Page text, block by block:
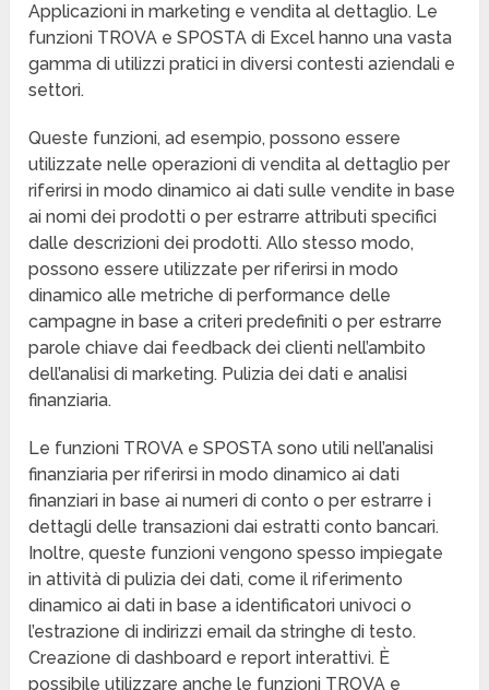
Applicazioni in marketing e vendita al dettaglio. Le
funzioni TROVA e SPOSTA di Excel hanno una vasta
gamma di utilizzi pratici in diversi contesti aziendali e
settori.
Queste funzioni, ad esempio, possono essere
utilizzate nelle operazioni di vendita al dettaglio per
riferirsi in modo dinamico ai dati sulle vendite in base
ai nomi dei prodotti o per estrarre attributi specifici
dalle descrizioni dei prodotti. Allo stesso modo,
possono essere utilizzate per riferirsi in modo
dinamico alle metriche di performance delle
campagne in base a criteri predefiniti o per estrarre
parole chiave dai feedback dei clienti nell’ambito
dell’analisi di marketing. Pulizia dei dati e analisi
finanziaria.
Le funzioni TROVA e SPOSTA sono utili nell’analisi
finanziaria per riferirsi in modo dinamico ai dati
finanziari in base ai numeri di conto o per estrarre i
dettagli delle transazioni dai estratti conto bancari.
Inoltre, queste funzioni vengono spesso impiegate
in attività di pulizia dei dati, come il riferimento
dinamico ai dati in base a identificatori univoci o
l’estrazione di indirizzi email da stringhe di testo.
Creazione di dashboard e report interattivi. È
possibile utilizzare anche le funzioni TROVA e